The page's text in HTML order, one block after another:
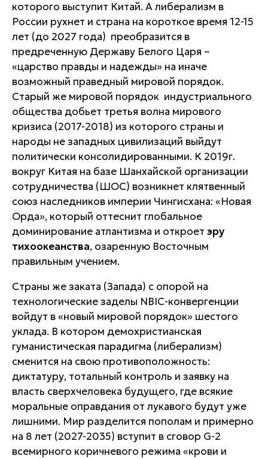
которого выступит Китай. А либерализм в
России рухнет и страна на короткое время 12-15
лет (до 2027 года) преобразится в
предреченную Державу Белого Царя –
«царство правды и надежды» на иначе
возможный праведный мировой порядок.
Старый же мировой порядок индустриального
общества добьет третья волна мирового
кризиса (2017-2018) из которого страны и
народы не западных цивилизаций выйдут
политически консолидированными. К 2019г.
вокруг Китая на базе Шанхайской организации
сотрудничества (ШОС) возникнет клятвенный
союз наследников империи Чингисхана: «Новая
Орда», который оттеснит глобальное
доминирование атлантизма и откроет эру
тихоокеанства, озаренную Восточным
правильным учением.
Страны же заката (Запада) с опорой на
технологические заделы NBIC-конвергенции
войдут в «новый мировой порядок» шестого
уклада. В котором демохристианская
гуманистическая парадигма (либерализм)
сменится на свою противоположность:
диктатуру, тотальный контроль и заявку на
власть сверхчеловека будущего, где всякие
моральные оправдания от лукавого будут уже
лишними. Мир разделится пополам и примерно
на 8 лет (2027-2035) вступит в сговор G-2
всемирного коричневого режима «крови и